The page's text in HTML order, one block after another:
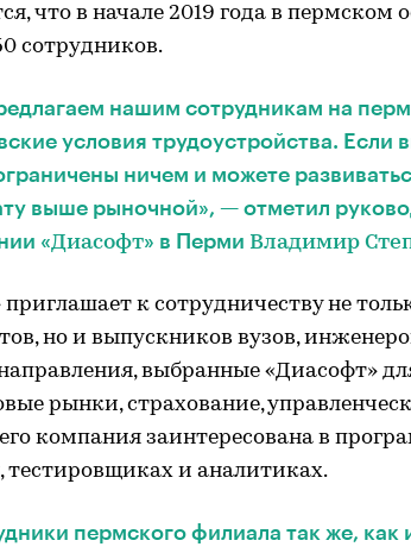
что в начале 2019 года в пермском
сотрудников.
нашим сотрудникам на
условия трудоустройства. Если
ничем и можете
выше рыночной», — отметил
«Диасофт» в Перми Владимир
к сотрудничеству не
но и выпускников вузов,
выбранные «Диасофт»
рынки, страхование,
компания заинтересована в
тестировщиках и аналитиках.
пермского филиала так же, как